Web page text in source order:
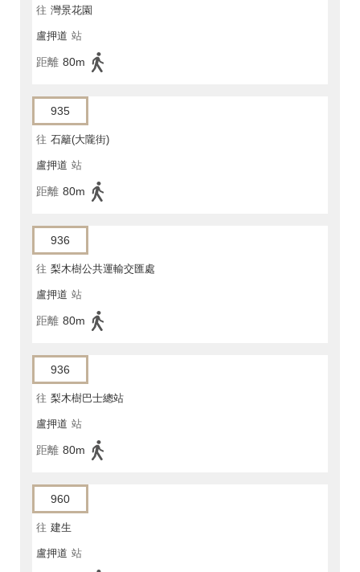
往 灣景花園
盧押道 站
距離 80m
935
往 石籬(大隴街)
盧押道 站
距離 80m
936
往 梨木樹公共運輸交匯處
盧押道 站
距離 80m
936
往 梨木樹巴士總站
盧押道 站
距離 80m
960
往 建生
盧押道 站